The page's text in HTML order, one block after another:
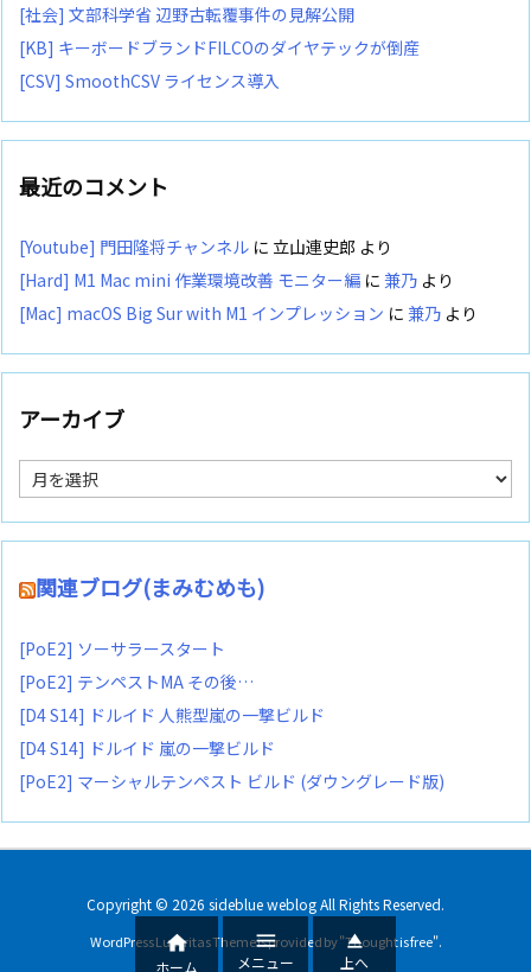
[社会] 文部科学省 辺野古転覆事件の見解公開
[KB] キーボードブランドFILCOのダイヤテックが倒産
[CSV] SmoothCSV ライセンス導入
最近のコメント
[Youtube] 門田隆将チャンネル に 立山連史郎 より
[Hard] M1 Mac mini 作業環境改善 モニター編 に 兼乃 より
[Mac] macOS Big Sur with M1 インプレッション に 兼乃 より
アーカイブ
ア
ー
カ
イ
関連ブログ(まみむめも)
[PoE2] ソーサラースタート
[PoE2] テンペストMA その後…
[D4 S14] ドルイド 人熊型嵐の一撃ビルド
[D4 S14] ドルイド 嵐の一撃ビルド
[PoE2] マーシャルテンペスト ビルド (ダウングレード版)
Copyright © 2026 sideblue weblogAll Rights Reserved.
WordPress Luxeritas Theme is provided by "Thought is free".

ホーム

メニュー

上へ